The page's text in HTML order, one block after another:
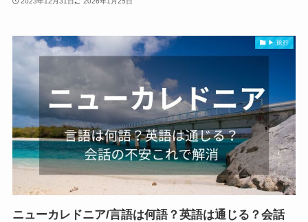
▶ 旅行
ニューカレドニア/言語は何語？英語は通じる？会話